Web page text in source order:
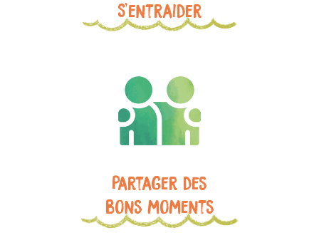
S'entraider
Partager des
bons moments